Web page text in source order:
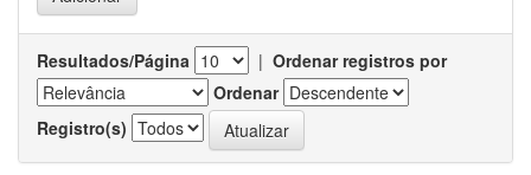
Resultados/Página | Ordenar registros por
Ordenar
Registro(s)